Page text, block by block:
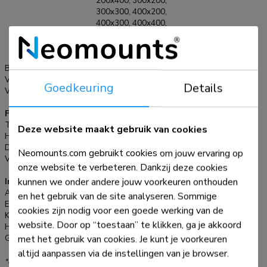
300x300, 400x200,
400x300, 400x400,
600x300, 600x400
mm
Bureaumontage:
Voet
VESA maximaal:
VESA minimaal:
200x200 mm
Functionaliteit
Type:
Vlak
Hoogteverstelling:
57,5-71,5 cm
Diepteverstelling:
19 cm
Verstellingstype:
Manueel
Informatie
Artikelnummer:
FPMA-D1250BLACK
EAN:
8717371445515
Kleur:
Zwart
Hoofdmateriaal:
Staal
Garantie:
5 jaar
*NB. De vermelde inch-maten zijn slechts een indicatie, gecombineerd met het
Goedkeuring Details
Deze website maakt gebruik van cookies
Neomounts.com gebruikt cookies om jouw ervaring op
onze website te verbeteren. Dankzij deze cookies
kunnen we onder andere jouw voorkeuren onthouden
en het gebruik van de site analyseren. Sommige
cookies zijn nodig voor een goede werking van de
website. Door op “toestaan” te klikken, ga je akkoord
met het gebruik van cookies. Je kunt je voorkeuren
altijd aanpassen via de instellingen van je browser.